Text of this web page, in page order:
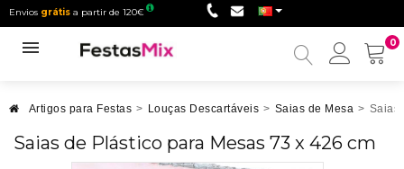
Envios grátis a partir de 120€
0
Minha
Artigos para Festas > Louças Descartáveis > Saias de Mesa > Saias
Saias de Plástico para Mesas 73 x 426 cm